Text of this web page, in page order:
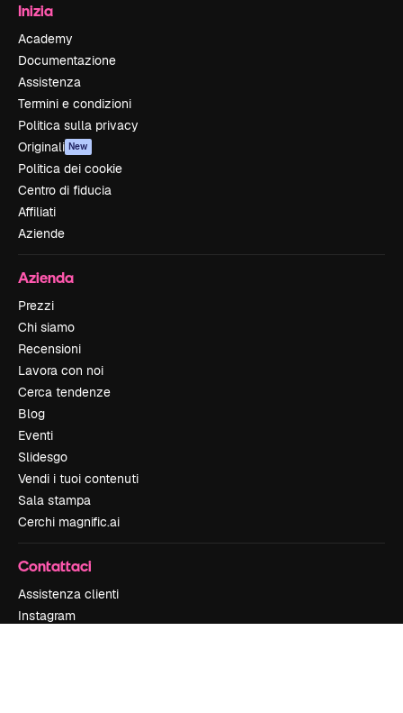
Inizia
Academy
Documentazione
Assistenza
Termini e condizioni
Politica sulla privacy
Originali New
Politica dei cookie
Centro di fiducia
Affiliati
Aziende
Azienda
Prezzi
Chi siamo
Recensioni
Lavora con noi
Cerca tendenze
Blog
Eventi
Slidesgo
Vendi i tuoi contenuti
Sala stampa
Cerchi magnific.ai
Contattaci
Assistenza clienti
Instagram